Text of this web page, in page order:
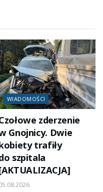
WIADOMOŚCI
zderzenie
Gnojnicy. Dwie
trafiły
szpitala